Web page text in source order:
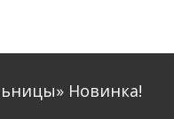
Новинка!